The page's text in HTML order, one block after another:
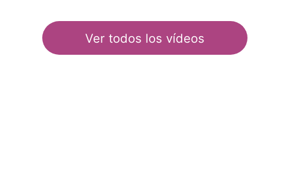
Ver todos los vídeos